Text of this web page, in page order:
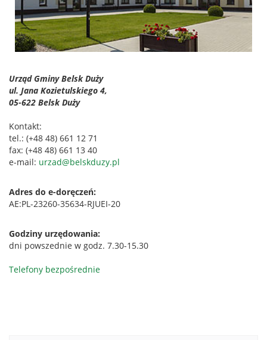
Urząd Gminy Belsk Duży
ul. Jana Kozietulskiego 4,
05-622 Belsk Duży
Kontakt:
tel.: (+48 48) 661 12 71
fax: (+48 48) 661 13 40
e-mail: urzad@belskduzy.pl
Adres do e-doręczeń:
AE:PL-23260-35634-RJUEI-20
Godziny urzędowania:
dni powszednie w godz. 7.30-15.30
Telefony bezpośrednie